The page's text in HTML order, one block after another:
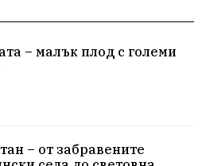
пътища еврозона
– малък плод с големи
– от забравените